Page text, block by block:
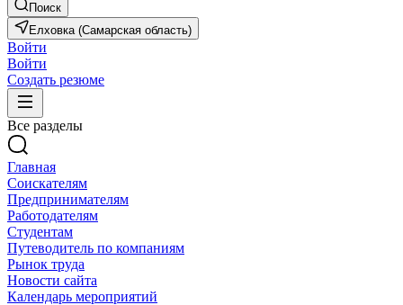
Поиск
Елховка (Самарская область)
Войти
Войти
Создать резюме
Все разделы
Главная
Соискателям
Предпринимателям
Работодателям
Студентам
Путеводитель по компаниям
Рынок труда
Новости сайта
Календарь мероприятий